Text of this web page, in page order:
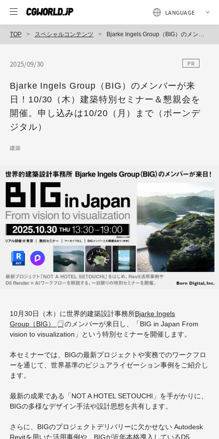
TOP スペシャルコンテンツ Bjarke Ingels Group（BIG）のメンバーが来日！10/30（木）建築特別セミナー＆懇親会を開催。申し込みは10/20（月）まで（ボーンデジタル）
2025/09/30 PR
Bjarke Ingels Group（BIG）のメンバーが来
日！10/30（木）建築特別セミナー＆懇親会を
開催。申し込みは10/20（月）まで（ボーンデ
ジタル）
建築
10月30日（木）に世界的建築設計事務所Bjarke Ingels
Group（BIG）
のメンバーが来日し、「BIG in Japan From
vision to visualization」という特別セミナーを開催します。
本セミナーでは、BIGの最新プロジェクトや実務でのワークフロ
ーを通じて、世界基準のビジュアライゼーション事例をご紹介し
ます。
最新の成果である「NOT A HOTEL SETOUCHI」を手がかりに、
BIGの多様なデザイン手法や設計思想を共有します。
さらに、BIGのプロジェクトデリバリーに欠かせない Autodesk
Revitを用いた活用事例や、BIGが近年本格導入しているD5